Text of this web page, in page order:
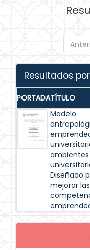
Resultados
PORTADATÍTULO
Modelo
ambientes
Diseñado
mejorar las